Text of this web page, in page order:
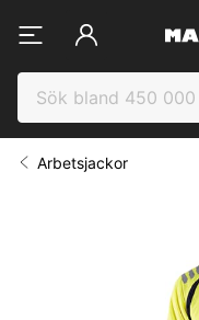
Arbetsjackor